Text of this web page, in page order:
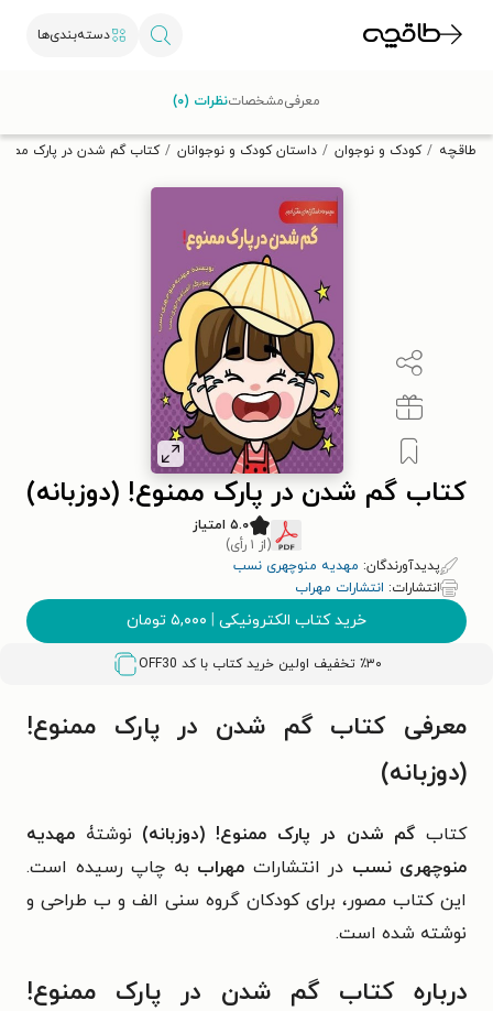
دسته‌بندی‌ها
تخفیف از طاقچه دریافت کن.
طاقچه کودک و نوجوان داستان کودک و نوجوانان کتاب گم شدن در پارک
کتاب گم شدن در پارک ممنوع! (دوزبانه)
۵.۰ امتیاز
(از ۱ رأی)
پدیدآورندگان: مهدیه منوچهری نسب
انتشارات: انتشارات مهراب
خرید کتاب الکترونیکی | ۵,۰۰۰ تومان
٪۳۰ تخفیف اولین خرید کتاب با کد OFF30
معرفیمشخصاتنظرات (۰)
معرفی کتاب گم شدن در پارک ممنوع!
(دوزبانه)
کتاب گم شدن در پارک ممنوع! (دوزبانه) نوشتۀ مهدیه
منوچهری نسب در انتشارات مهراب به چاپ رسیده است.
این کتاب مصور، برای کودکان گروه سنی الف و ب طراحی و
نوشته شده است.
درباره کتاب گم شدن در پارک ممنوع!